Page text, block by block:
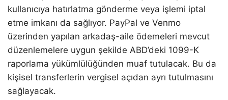
kullanıcıya hatırlatma gönderme veya işlemi iptal
etme imkanı da sağlıyor. PayPal ve Venmo
üzerinden yapılan arkadaş-aile ödemeleri mevcut
düzenlemelere uygun şekilde ABD’deki 1099-K
raporlama yükümlülüğünden muaf tutulacak. Bu da
kişisel transferlerin vergisel açıdan ayrı tutulmasını
sağlayacak.